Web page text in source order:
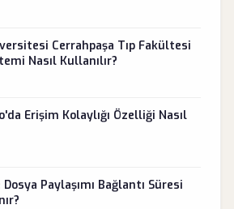
Cerrahpaşa Tıp Fakültesi
Nasıl Kullanılır?
Erişim Kolaylığı Özelliği Nasıl
Paylaşımı Bağlantı Süresi